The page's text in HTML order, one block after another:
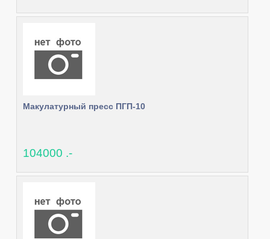
Макулатурный пресс ПГП-10
104000 .-